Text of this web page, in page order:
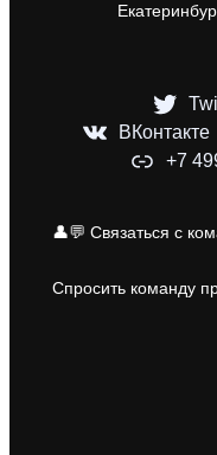
ВКонтакте
+7
👤💬 Связаться с
Спросить команду